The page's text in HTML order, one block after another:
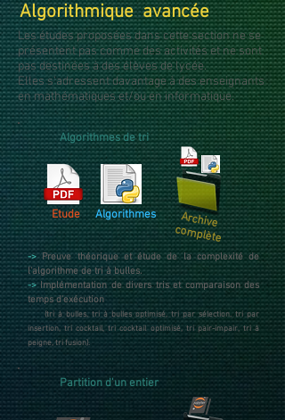
Algorithmique avancée
Les études proposées dans cette section ne se
présentent pas comme des activités et ne sont
pas destinées à des élèves de lycée.
Elles s'adressent davantage à des enseignants
en mathématiques et/ou en informatique.
Algorithmes de tri
Etude Algorithmes Archive
complète
->Preuve théorique et étude de la complexité de
l'algorithme de tri à bulles.
->Implémentation de divers tris et comparaison des
temps d'exécution
(tri à bulles, tri à bulles optimisé, tri par sélection, tri par
insertion, tri cocktail, tri cocktail optimisé, tri pair-impair, tri à
peigne, tri fusion).
Partition d'un entier